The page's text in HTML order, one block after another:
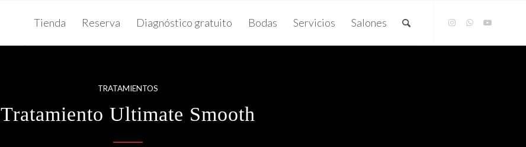
Tienda Reserva Diagnóstico gratuito Bodas Servicios Salones
TRATAMIENTOS
Tratamiento Ultimate Smooth